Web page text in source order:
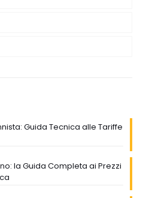
Guida Tecnica alle Tariffe
la Guida Completa ai Prezzi